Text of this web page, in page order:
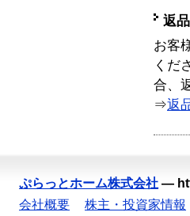
返
お客
くだ
合、
⇒返
ぷらっとホーム株式会社 —
会社概要
株主・投資家情報